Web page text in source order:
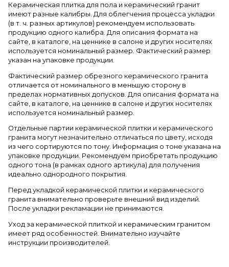
Керамическая плитка для пола и керамический гранит
имеют разные калибры. Для облегчения процесса укладки
(в т. ч. разных артикулов) рекомендуем использовать
продукцию одного калибра. Для описания формата на
сайте, в каталоге, на ценнике в салоне и других носителях
используется номинальный размер. Фактический размер
указан на упаковке продукции.
Фактический размер обрезного керамического гранита
отличается от номинального в меньшую сторону в
пределах нормативных допусков. Для описания формата на
сайте, в каталоге, на ценнике в салоне и других носителях
используется номинальный размер.
Отдельные партии керамической плитки и керамического
гранита могут незначительно отличаться по цвету, исходя
из чего сортируются по тону. Информация о тоне указана на
упаковке продукции. Рекомендуем приобретать продукцию
одного тона (в рамках одного артикула) для получения
идеально однородного покрытия.
Перед укладкой керамической плитки и керамического
гранита внимательно проверьте внешний вид изделий.
После укладки рекламации не принимаются.
Уход за керамической плиткой и керамическим гранитом
имеет ряд особенностей. Внимательно изучайте
инструкции производителей.